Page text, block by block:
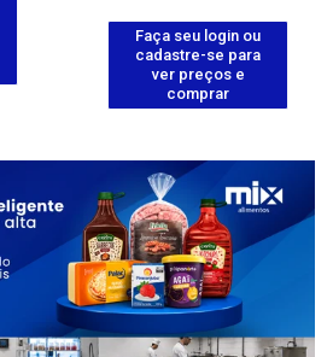
Faça seu login ou
cadastre-se para
ver preços e
comprar